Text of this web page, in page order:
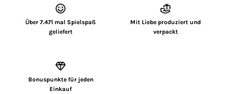
Über 7.471 mal Spielspaß
geliefert
Mit Liebe produziert und
verpackt
Bonuspunkte für jeden
Einkauf